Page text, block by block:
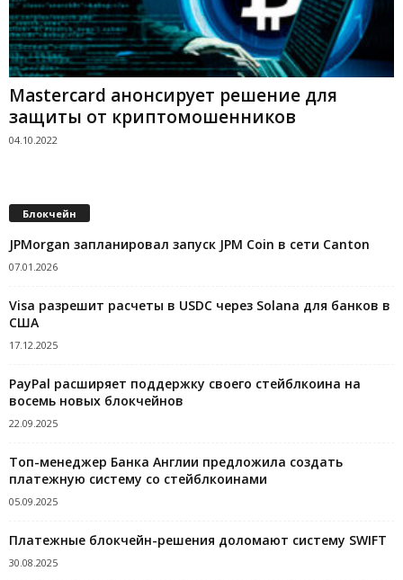
Mastercard анонсирует решение для
защиты от криптомошенников
04.10.2022
Блокчейн
JPMorgan запланировал запуск JPM Coin в сети Canton
07.01.2026
Visa разрешит расчеты в USDC через Solana для банков в
США
17.12.2025
PayPal расширяет поддержку своего стейблкоина на
восемь новых блокчейнов
22.09.2025
Топ-менеджер Банка Англии предложила создать
платежную систему со стейблкоинами
05.09.2025
Платежные блокчейн-решения доломают систему SWIFT
30.08.2025